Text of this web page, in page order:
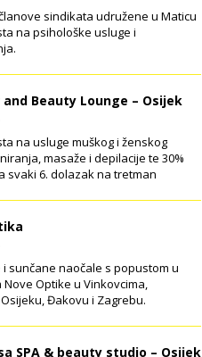
sindikata udružene u Maticu
na psihološke usluge i
and Beauty Lounge – Osijek
na usluge muškog i ženskog
masaže i depilacije te 30%
svaki 6. dolazak na tretman
sunčane naočale s popustom u
Optike u Vinkovcima,
Đakovu i Zagrebu.
SPA & beauty studio – Osijek